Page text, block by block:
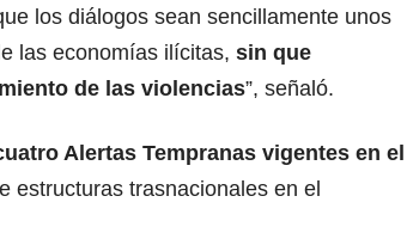
los diálogos sean sencillamente unos
las economías ilícitas, sin que
de las violencias”, señaló.
Alertas Tempranas vigentes en el
estructuras trasnacionales en el